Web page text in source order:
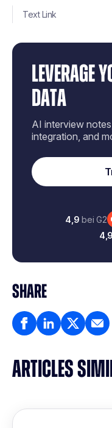
Text Link
LEVERAGE
DATA
AI interview
integration, and
4,9 bei G2
4,9
SHARE
ARTICLES